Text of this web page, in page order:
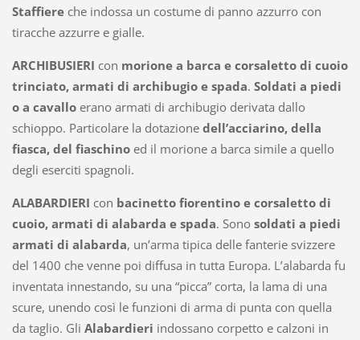
Staffiereche indossa un costume di panno azzurro con
tiracche azzurre e gialle.
ARCHIBUSIERI con morione a barca e corsaletto di cuoio
trinciato, armati di archibugio e spada. Soldati a piedi
o a cavalloerano armati di archibugio derivata dallo
schioppo. Particolare la dotazione dell’acciarino, della
fiasca, del fiaschinoed il morione a barca simile a quello
degli eserciti spagnoli.
ALABARDIERI con bacinetto fiorentino e corsaletto di
cuoio, armati di alabarda e spada. Sono soldati a piedi
armati di alabarda, un’arma tipica delle fanterie svizzere
del 1400 che venne poi diffusa in tutta Europa. L’alabarda fu
inventata innestando, su una “picca” corta, la lama di una
scure, unendo così le funzioni di arma di punta con quella
da taglio. Gli Alabardieri indossano corpetto e calzoni in